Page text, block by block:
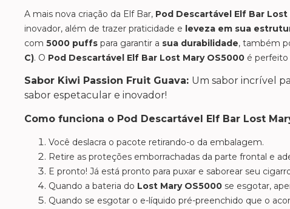
A mais nova criação da Elf Bar, Pod Descartável Elf Bar
inovador, além de trazer praticidade e leveza em sua
com 5000 puffs para garantir a sua durabilidade, também
C). O Pod Descartável Elf Bar Lost Mary OS5000 é perfeito
Sabor Kiwi Passion Fruit Guava: Um sabor incrível
sabor espetacular e inovador!
Como funciona o Pod Descartável Elf Bar Lost
Você deslacra o pacote retirando-o da embalagem.
Retire as proteções emborrachadas da parte frontal e
E pronto! Já está pronto para puxar e saborear seu
Quando a bateria do Lost Mary OS5000 se esgotar,
Quando se esgotar o e-líquido pré-preenchido que o